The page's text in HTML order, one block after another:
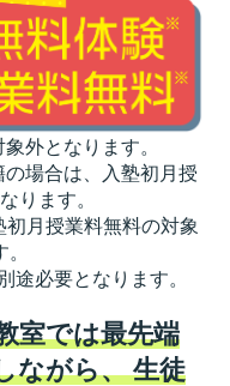
外となります。
場合は、入塾初月授
ります。
月授業料無料の対象
途必要となります。
室では最先端
ながら、生徒